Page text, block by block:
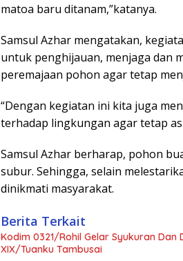
matoa baru ditanam,”katanya.
Samsul Azhar mengatakan,
untuk penghijauan, menjaga dan
peremajaan pohon agar tetap
“Dengan kegiatan ini kita juga
terhadap lingkungan agar tetap
Samsul Azhar berharap, pohon
subur. Sehingga, selain
dinikmati masyarakat.
Berita Terkait
Kodim 0321/Rohil Gelar Syukuran Dan
XIX/Tuanku Tambusai